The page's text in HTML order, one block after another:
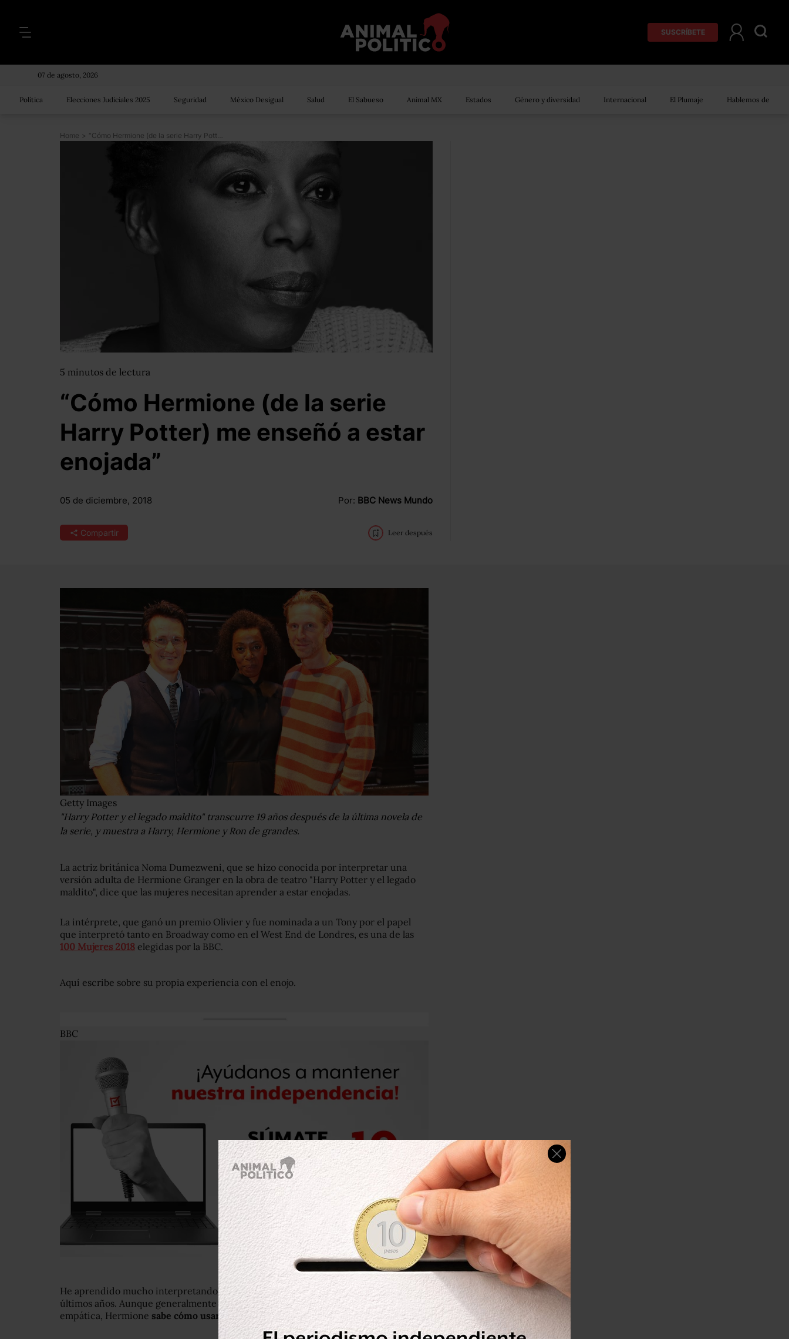
SUSCRÍBETE
07 de agosto, 2026
Política Elecciones Judiciales 2025 Seguridad México Desigual Salud El Sabueso Animal MX Estados Género y diversidad Internacional El Plumaje Hablemos de
Home > “Cómo Hermione (de la serie Harry Potter) me enseñó a estar enojada”
5 minutos de lectura
“Cómo Hermione (de la serie
Harry Potter) me enseñó a estar
enojada”
05 de diciembre, 2018 Por: BBC News Mundo
Compartir Leer después
Getty Images
"Harry Potter y el legado maldito" transcurre 19 años después de la última novela de
la serie, y muestra a Harry, Hermione y Ron de grandes.
La actriz británica Noma Dumezweni, que se hizo conocida por interpretar una
versión adulta de Hermione Granger en la obra de teatro "Harry Potter y el legado
maldito", dice que las mujeres necesitan aprender a estar enojadas.
La intérprete, que ganó un premio Olivier y fue nominada a un Tony por el papel
que interpretó tanto en Broadway como en el West End de Londres, es una de las
100 Mujeres 2018 elegidas por la BBC.
Aquí escribe sobre su propia experiencia con el enojo.
BBC
He aprendido mucho interpretando el personaje de Hermione en el escenario en los
últimos años. Aunque generalmente es una persona calmada, sensata, justa y
empática, Hermione sabe cómo usar la ira de manera efectiva cuando es necesario.